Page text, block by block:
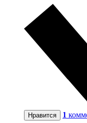
Нравится 1